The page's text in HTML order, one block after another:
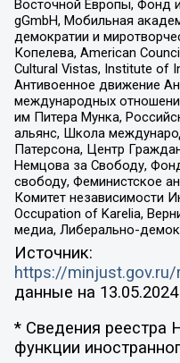
Восточной Европы, Фонд
gGmbH, Мобильная
демократии и
Копелева, American
Cultural Vistas, Institute of
Антивоенное движение
международных
им Питера Мунка,
альянс, Школа
Патерсона, Центр
Немцова за Свободу,
свободу, Феминистское
Комитет независимости
Occupation of Karelia,
медиа, Либерально-
Источник:
https://
данные на 13.05.2024
* Сведения
функции